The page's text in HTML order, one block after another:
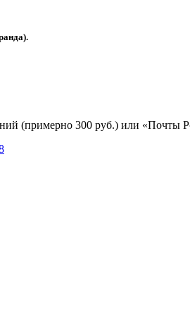
(примерно 300 руб.) или «Почты